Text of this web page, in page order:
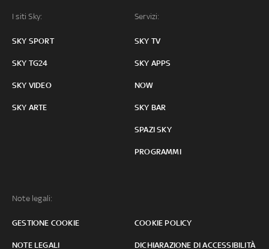
I siti Sky:
SKY SPORT
SKY TG24
SKY VIDEO
SKY ARTE
Servizi:
SKY TV
SKY APPS
NOW
SKY BAR
SPAZI SKY
PROGRAMMI
Note legali:
GESTIONE COOKIE COOKIE POLICY
NOTE LEGALI DICHIARAZIONE DI ACCESSIBILITÀ